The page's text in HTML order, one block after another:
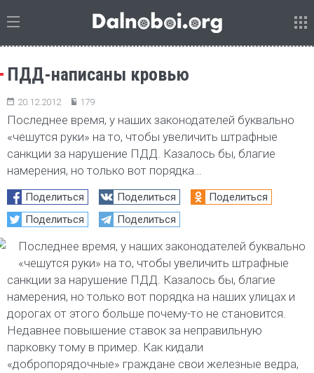
ПДД-написаны кровью
20.12.2012 179
Последнее время, у наших законодателей буквально
«чешутся руки» на то, чтобы увеличить штрафные
санкции за нарушение ПДД. Казалось бы, благие
намерения, но только вот порядка…
Поделиться Поделиться
Поделиться
Поделиться
Поделиться
Последнее время, у наших законодателей буквально
«чешутся руки» на то, чтобы увеличить штрафные
санкции за нарушение ПДД. Казалось бы, благие
намерения, но только вот порядка на наших улицах и
дорогах от этого больше почему-то не становится.
Недавнее повышение ставок за неправильную
парковку тому в пример. Как кидали
«добропорядочные» граждане свои железные ведра,